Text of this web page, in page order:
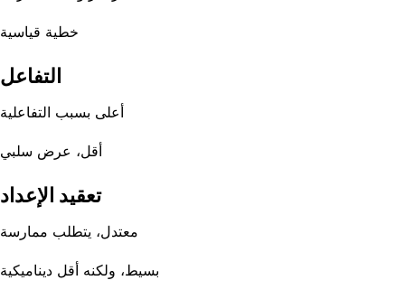
خطية قياسية
التفاعل
أعلى بسبب التفاعلية
أقل، عرض سلبي
تعقيد الإعداد
معتدل، يتطلب ممارسة
بسيط، ولكنه أقل ديناميكية